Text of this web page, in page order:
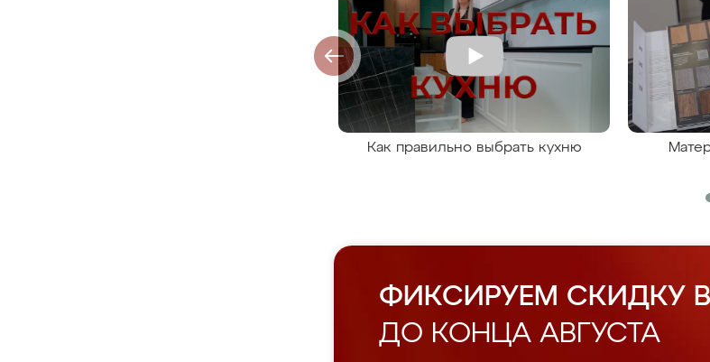
Как правильно выбрать кухню
ФИКСИРУЕМ СКИДКУ В
ДО КОНЦА АВГУСТА